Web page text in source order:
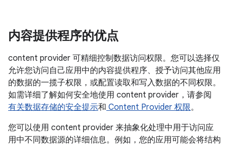
内容提供程序的优点
content provider 可精细控制数据访问权限。您可以选择仅
允许您访问自己应用中的内容提供程序、授予访问其他应用
的数据的一揽子权限，或配置读取和写入数据的不同权限。
如需详细了解如何安全地使用 content provider，请参阅
有关数据存储的安全提示和 Content Provider 权限。
您可以使用 content provider 来抽象化处理中用于访问应
用中不同数据源的详细信息。例如，您的应用可能会将结构